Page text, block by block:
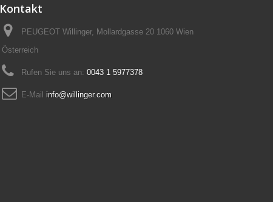
Kontakt
PEUGEOT Willinger, Mollardgasse 20 1060 Wien
Österreich
Rufen Sie uns an: 0043 1 5977378
E-Mail info@willinger.com